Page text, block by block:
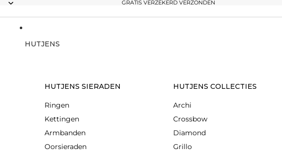
GRATIS VERZEKERD VERZONDEN
HUTJENS
HUTJENS SIERADEN
Ringen
Kettingen
Armbanden
Oorsieraden
HUTJENS COLLECTIES
Archi
Crossbow
Diamond
Grillo